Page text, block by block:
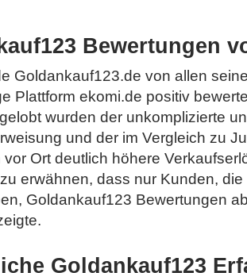
Bewertungen
Goldankauf123.de von allen
Plattform ekomi.de positiv
wurden der unkomplizierte
und der im Vergleich zu
Ort deutlich höhere
erwähnen, dass nur Kunden,
Goldankauf123 Bewertungen
Goldankauf123